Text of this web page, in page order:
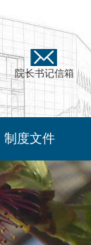
院长书记信箱
制度文件